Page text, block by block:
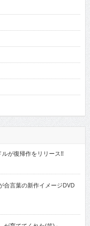
が復帰作をリリース!!
言葉の新作イメージDVD